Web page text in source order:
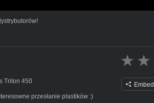
Triton 450
przesłanie plastików :)
Embed